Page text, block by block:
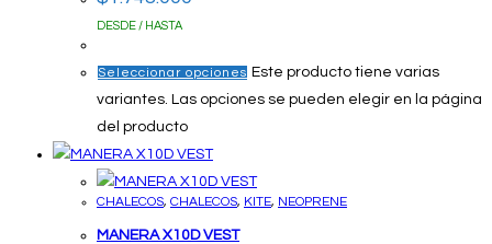
DESDE / HASTA
Seleccionar opciones Este producto tiene varias
variantes. Las opciones se pueden elegir en la página
del producto
CHALECOS, CHALECOS, KITE, NEOPRENE
MANERA X10D VEST